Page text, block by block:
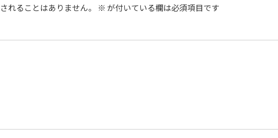
れることはありません。 ※ が付いている欄は必須項目です